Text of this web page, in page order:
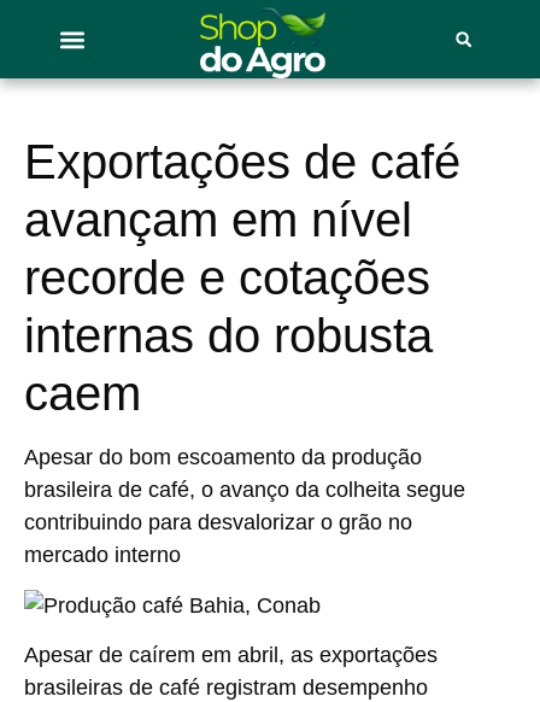
Exportações de café
avançam em nível
recorde e cotações
internas do robusta
caem
Apesar do bom escoamento da produção
brasileira de café, o avanço da colheita segue
contribuindo para desvalorizar o grão no
mercado interno
Apesar de caírem em abril, as exportações
brasileiras de café registram desempenho